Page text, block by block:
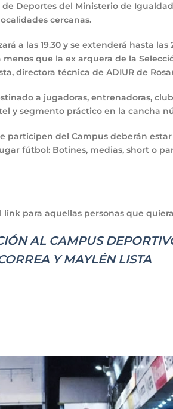
Deportes del Ministerio de
cercanas.
a las 19.30 y se extenderá hasta
menos que la ex arquera de la
directora técnica de ADIUR de
a jugadoras, entrenadoras,
y segmento práctico en la cancha
participen del Campus deberán
fútbol: Botines, medias, short o
link para aquellas personas que
AL CAMPUS
Y MAYLÉN LISTA